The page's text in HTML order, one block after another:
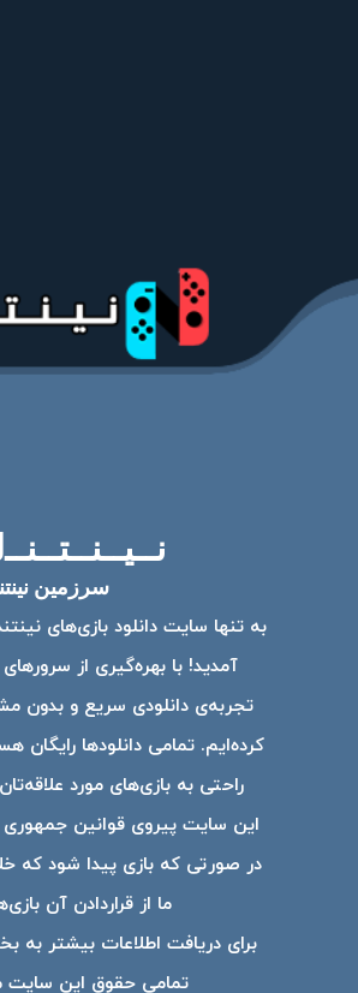
سرزمین
به تنها سایت دانلود بازی‌های
آمدید! با بهره‌گیری از
تجربه‌ی دانلودی سریع و بدون
کرده‌ایم. تمامی دانلودها رایگان
راحتی به بازی‌های مورد
این سایت پیروی قوانین جمهوری
در صورتی که بازی پیدا شود که
ما از قراردادن آن
برای دریافت اطلاعات بیشتر به
تمامی حقوق این